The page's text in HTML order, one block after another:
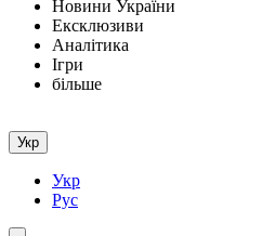
Новини України
Ексклюзиви
Аналітика
Ігри
більше
Укр
Укр
Рус